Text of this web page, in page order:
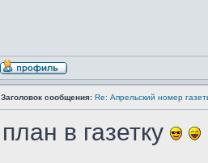
Заголовок сообщения: Re: Апрельский номер
план в газетку